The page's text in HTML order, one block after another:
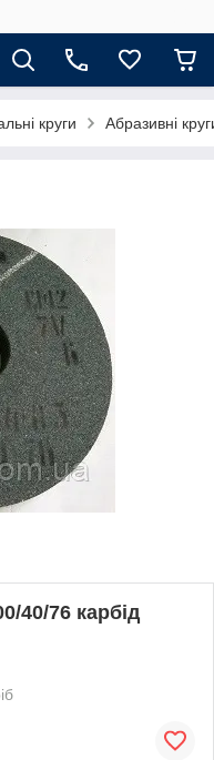
круги Абразивні
40/76 карбід